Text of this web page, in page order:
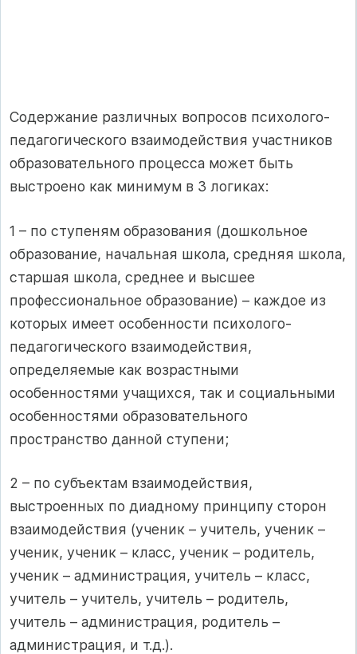
Содержание различных вопросов психолого-
педагогического взаимодействия участников
образовательного процесса может быть
выстроено как минимум в 3 логиках:
1 – по ступеням образования (дошкольное
образование, начальная школа, средняя школа,
старшая школа, среднее и высшее
профессиональное образование) – каждое из
которых имеет особенности психолого-
педагогического взаимодействия,
определяемые как возрастными
особенностями учащихся, так и социальными
особенностями образовательного
пространство данной ступени;
2 – по субъектам взаимодействия,
выстроенных по диадному принципу сторон
взаимодействия (ученик – учитель, ученик –
ученик, ученик – класс, ученик – родитель,
ученик – администрация, учитель – класс,
учитель – учитель, учитель – родитель,
учитель – администрация, родитель –
администрация, и т.д.).